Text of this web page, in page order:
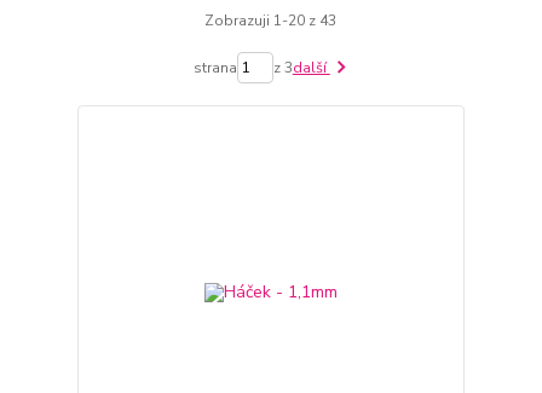
Zobrazuji 1-20 z 43
strana z 3další